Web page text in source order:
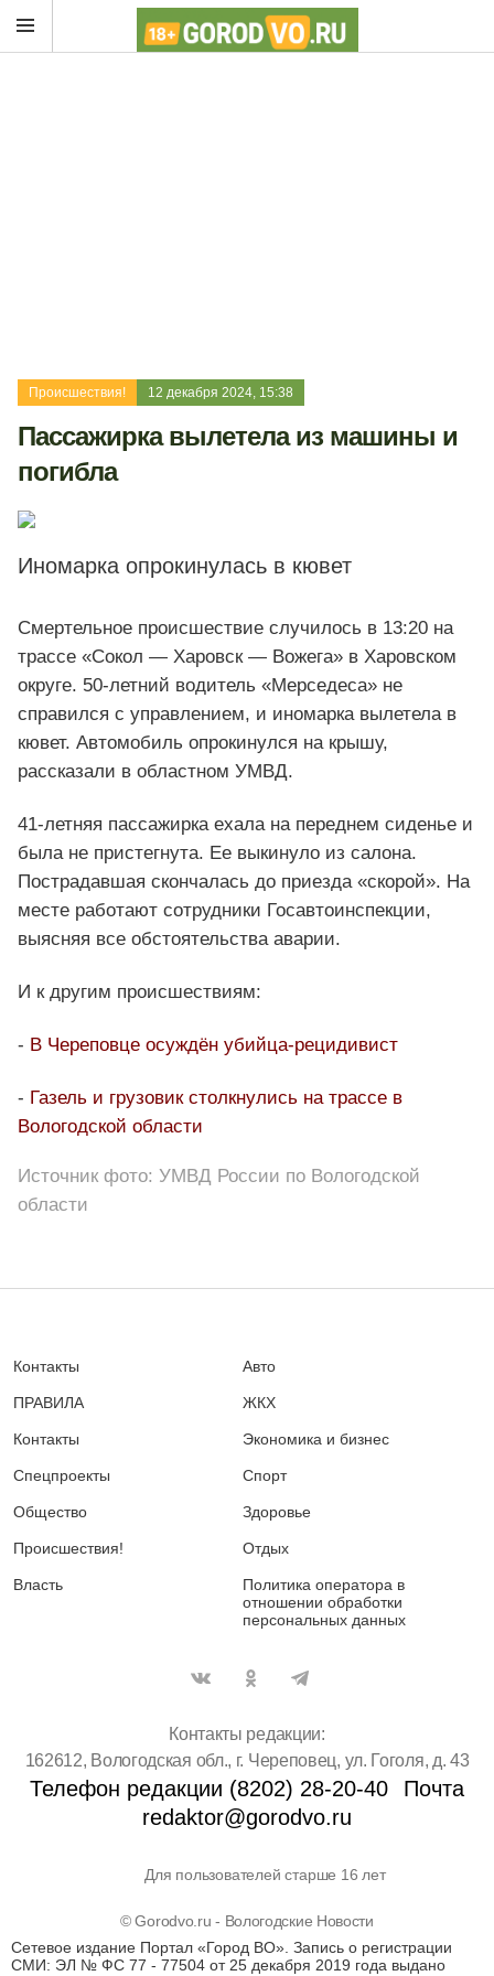
Происшествия! 12 декабря 2024, 15:38
Пассажирка вылетела из машины и
погибла
Иномарка опрокинулась в кювет
Смертельное происшествие случилось в 13:20 на
трассе «Сокол — Харовск — Вожега» в Харовском
округе. 50-летний водитель «Мерседеса» не
справился с управлением, и иномарка вылетела в
кювет. Автомобиль опрокинулся на крышу,
рассказали в областном УМВД.
41-летняя пассажирка ехала на переднем сиденье и
была не пристегнута. Ее выкинуло из салона.
Пострадавшая скончалась до приезда «скорой». На
месте работают сотрудники Госавтоинспекции,
выясняя все обстоятельства аварии.
И к другим происшествиям:
- В Череповце осуждён убийца-рецидивист
- Газель и грузовик столкнулись на трассе в
Вологодской области
Источник фото: УМВД России по Вологодской
области
Контакты
ПРАВИЛА
Контакты
Спецпроекты
Общество
Происшествия!
Власть
Авто
ЖКХ
Экономика и бизнес
Спорт
Здоровье
Отдых
Политика оператора в
отношении обработки
персональных данных
Контакты редакции:
162612, Вологодская обл., г. Череповец, ул. Гоголя, д. 43
Телефон редакции (8202) 28-20-40
Почта
redaktor@gorodvo.ru
Для пользователей старше 16 лет
© Gorodvo.ru - Вологодские Новости
Сетевое издание Портал «Город ВО». Запись о регистрации
СМИ: ЭЛ № ФС 77 - 77504 от 25 декабря 2019 года выдано